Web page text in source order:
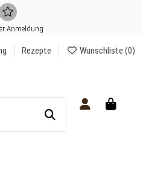
Anmeldung
Rezepte Wunschliste (0)